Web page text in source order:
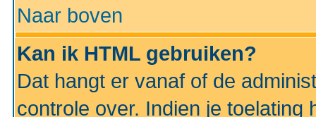
Naar boven
Kan ik HTML gebruiken?
Dat hangt er vanaf of de
controle over. Indien je